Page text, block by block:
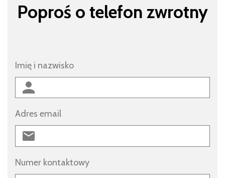
Poproś o telefon zwrotny
Imię i nazwisko
Adres email
Numer kontaktowy